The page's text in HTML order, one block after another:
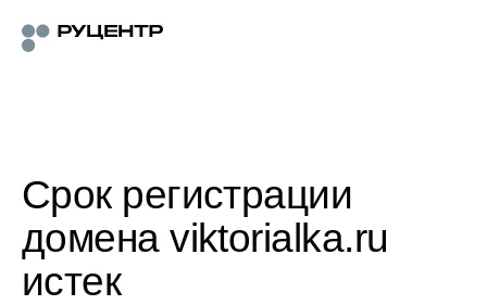
Срок регистрации
домена viktorialka.ru
истек